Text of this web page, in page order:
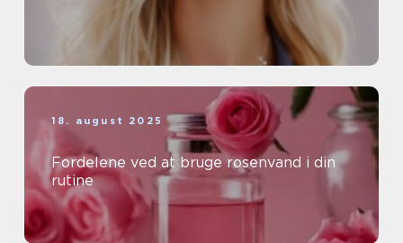
18. august 2025
Fordelene ved at bruge rosenvand i din
rutine